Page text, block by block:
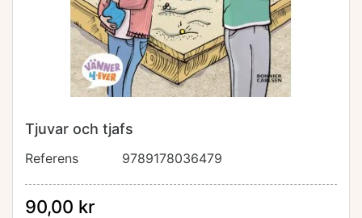
Tjuvar och tjafs
Referens 9789178036479
90,00 kr